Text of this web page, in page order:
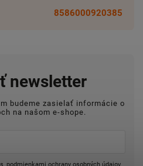
8586000920385
newsletter
budeme zasielať informácie o
na našom e-shope.
podmienkami ochrany osobných údajov